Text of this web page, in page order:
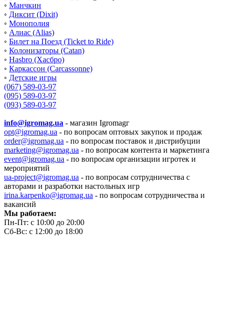
◦ Манчкин
◦ Диксит (Dixit)
◦ Монополия
◦ Алиас (Alias)
◦ Билет на Поезд (Ticket to Ride)
◦ Колонизаторы (Catan)
◦ Hasbro (Хасбро)
◦ Каркассон (Carcassonne)
◦ Детские игры
(067) 589-03-97
(095) 589-03-97
(093) 589-03-97
info@igromag.ua - магазин Igromagг
opt@igromag.ua - по вопросам оптовых закупок и продаж
order@igromag.ua - по вопросам поставок и дистрибуции
marketing@igromag.ua - по вопросам контента и маркетинга
event@igromag.ua - по вопросам организации игротек и
мероприятий
ua-project@igromag.ua - по вопросам сотрудничества с
авторами и разработки настольных игр
irina.karpenko@igromag.ua - по вопросам сотрудничества и
вакансий
Мы работаем:
Пн-Пт: с 10:00 до 20:00
Сб-Вс: с 12:00 до 18:00